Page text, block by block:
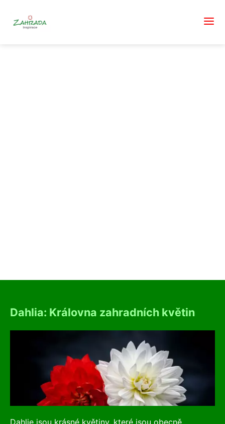
Dahlia: Královna zahradních květin
Dahlie jsou krásné květiny, které jsou obecně